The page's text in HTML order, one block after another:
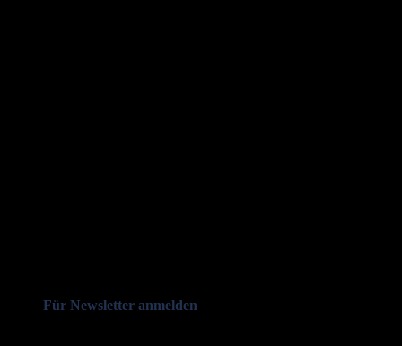
Für Newsletter anmelden